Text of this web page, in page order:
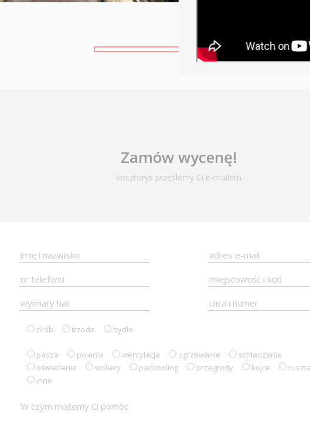
Zamów wycenę!
kosztorys prześlemy Ci e-mailem
drób trzoda bydło
pasza pojenie wentylacja ogrzewanie
schładzanie
oświetlenie
woliery padcooling przegrody kojce
ruszta
inne